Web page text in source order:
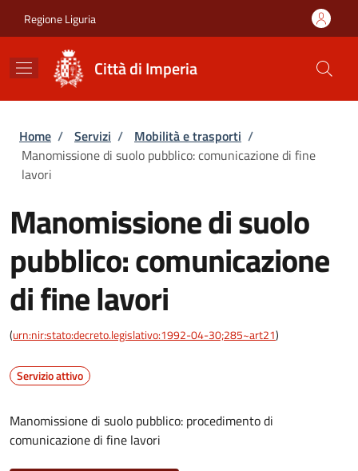
Regione Liguria
Città di Imperia
Briciole di pane
Home / Servizi / Mobilità e trasporti /
Manomissione di suolo pubblico: comunicazione di fine
lavori
Manomissione di suolo
pubblico: comunicazione
di fine lavori
(urn:nir:stato:decreto.legislativo:1992-04-30;285~art21)
Servizio attivo
Manomissione di suolo pubblico: procedimento di
comunicazione di fine lavori